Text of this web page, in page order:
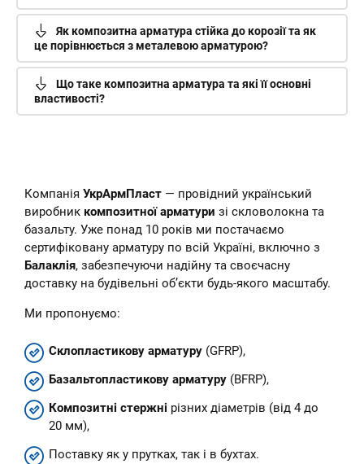
Як композитна арматура стійка до корозії та як
це порівнюється з металевою арматурою?
Що таке композитна арматура та які її основні
властивості?
Компанія УкрАрмПласт — провідний український
виробник композитної арматури зі скловолокна та
базальту. Уже понад 10 років ми постачаємо
сертифіковану арматуру по всій Україні, включно з
Балаклія, забезпечуючи надійну та своєчасну
доставку на будівельні об’єкти будь-якого масштабу.
Ми пропонуємо:
Склопластикову арматуру (GFRP),
Базальтопластикову арматуру (BFRP),
Композитні стержні різних діаметрів (від 4 до
20 мм),
Поставку як у прутках, так і в бухтах.